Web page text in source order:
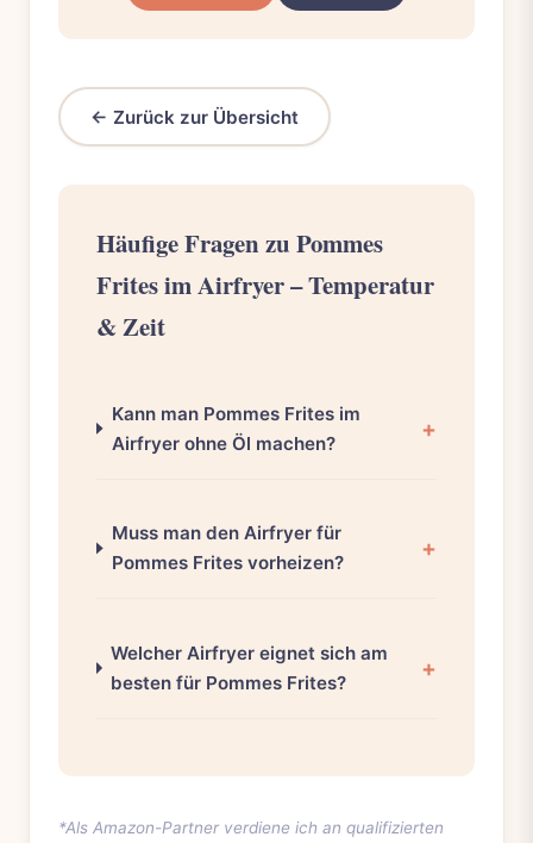
← Zurück zur Übersicht
Häufige Fragen zu Pommes
Frites im Airfryer – Temperatur
& Zeit
Kann man Pommes Frites im
Airfryer ohne Öl machen?
Muss man den Airfryer für
Pommes Frites vorheizen?
Welcher Airfryer eignet sich am
besten für Pommes Frites?
*Als Amazon-Partner verdiene ich an qualifizierten